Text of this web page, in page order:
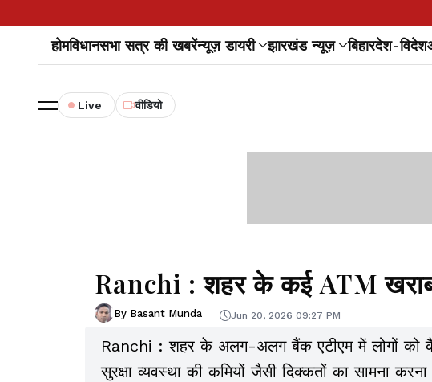
होमविधानसभा सत्र की खबरेंन्यूज़ डायरी झारखंड न्यूज़ बिहारदेश-विदेश
Live वीडियो
Ranchi : शहर के कई ATM खराब,
By Basant Munda Jun 20, 2026 09:27 PM
Ranchi : शहर के अलग-अलग बैंक एटीएम में लोगों को
सुरक्षा व्यवस्था की कमियों जैसी दिक्कतों का सामना